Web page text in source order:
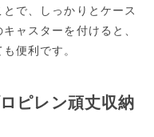
で、しっかりとケース
ャスターを付けると、
便利です。
ピレン頑丈収納